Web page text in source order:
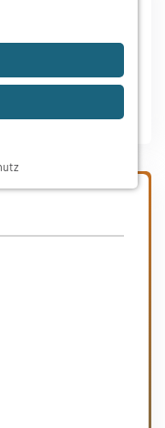
das Kiez am
Funktion der